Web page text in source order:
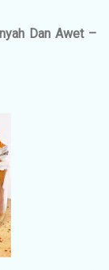
Dan Awet –